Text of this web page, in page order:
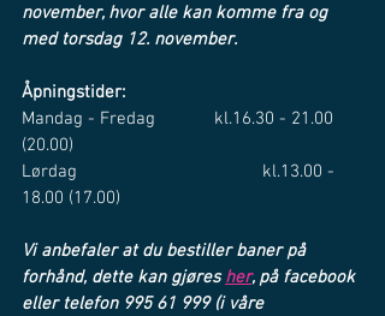
november, hvor alle kan komme fra og
med torsdag 12. november.
Åpningstider:
Mandag - Fredag		kl.16.30 - 21.00
(20.00)
Lørdag				kl.13.00 -
18.00 (17.00)
Vi anbefaler at du bestiller baner på
forhånd, dette kan gjøres her, på facebook
eller telefon 995 61 999 (i våre